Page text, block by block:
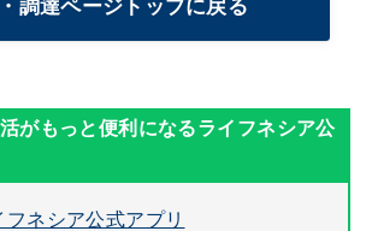
調達ページトップに戻る
フネシア公式アプリ